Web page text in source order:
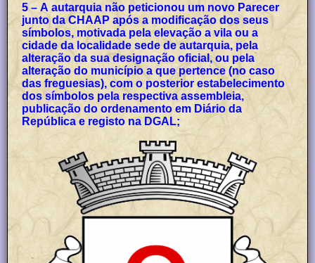
5 – A autarquia não peticionou um novo Parecer
junto da CHAAP após a modificação dos seus
símbolos, motivada pela elevação a vila ou a
cidade da localidade sede de autarquia, pela
alteração da sua designação oficial, ou pela
alteração do município a que pertence (no caso
das freguesias), com o posterior estabelecimento
dos símbolos pela respectiva assembleia,
publicação do ordenamento em Diário da
República e registo na DGAL;